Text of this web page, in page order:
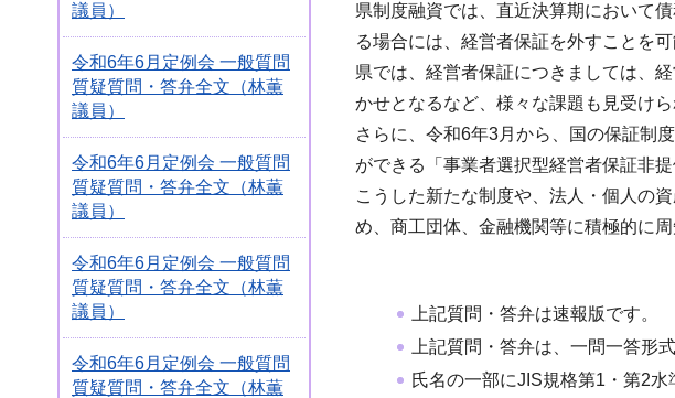
議員）
令和6年6月定例会 一般質問
質疑質問・答弁全文（林薫
議員）
令和6年6月定例会 一般質問
質疑質問・答弁全文（林薫
議員）
令和6年6月定例会 一般質問
質疑質問・答弁全文（林薫
議員）
令和6年6月定例会 一般質問
質疑質問・答弁全文（林薫
県制度融資では、直近決算期において
る場合には、経営者保証を外すことを可
県では、経営者保証につきましては、
かせとなるなど、様々な課題も見受け
さらに、令和6年3月から、国の保証制
ができる「事業者選択型経営者保証非
こうした新たな制度や、法人・個人の
め、商工団体、金融機関等に積極的に周
上記質問・答弁は速報版です。
上記質問・答弁は、一問一答形
氏名の一部にJIS規格第1・第2